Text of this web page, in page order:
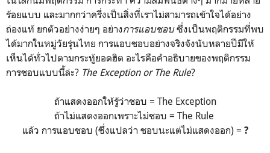
ร้อยแบบ และมากกว่าครึ่งเป็นสิ่งที่เราไม่สามารถเข้าใจได้อย่าง
ถ่องแท้ ยกตัวอย่างง่ายๆ อย่างการแอบชอบซึ่งเป็นพฤติกรรมที่พบ
ได้มากในหมู่วัยรุ่นไทย การแอบชอบอย่างจริงจังนับหลายปีมีให้
เห็นได้ทั่วไปตามกระทู้ยอดฮิต อะไรคือคำอธิบายของพฤติกรรม
การชอบแบบนี้ล่ะ? The Exception or The Rule?
ถ้าแสดงออกให้รู้ว่าชอบ = The Exception
ถ้าไม่แสดงออกเพราะไม่ชอบ = The Rule
แล้ว การแอบชอบ (ซึ่งแปลว่า ชอบนะแต่ไม่แสดงออก) = ?